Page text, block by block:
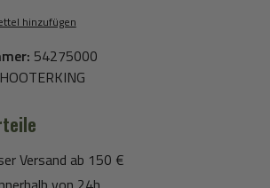
hinzufügen
54275000
Versand ab 150 €